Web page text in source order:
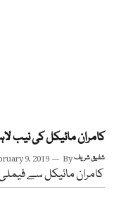
کامران مائیکل کی نیب
9, 2019 Byشفیق شریف
کامران مائیکل سے